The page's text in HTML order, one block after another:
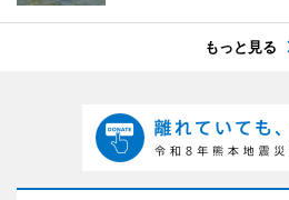
もっと見る